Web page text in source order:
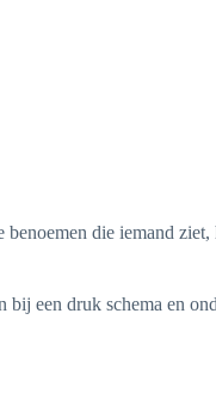
die iemand
een druk schema en